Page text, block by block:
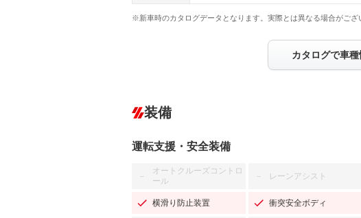
※新車時のカタログデータとなります。実際とは異なる場合がござ
カタログで車
装備
運転支援・安全装備
－
オートクルーズコントロ
ール
－ レーンアシスト
横滑り防止装置 衝突安全ボディ